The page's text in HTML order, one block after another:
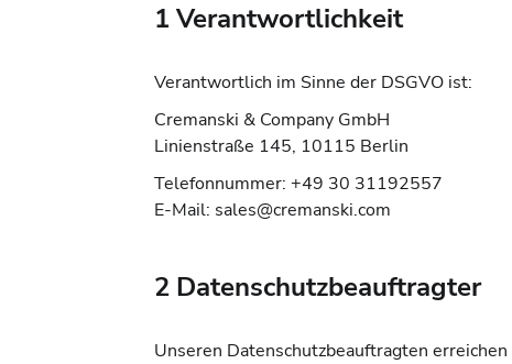
1 Verantwortlichkeit
Verantwortlich im Sinne der DSGVO ist:
Cremanski & Company GmbH
Linienstraße 145, 10115 Berlin
Telefonnummer: +49 30 31192557
E-Mail: sales@cremanski.com
2 Datenschutzbeauftragter
Unseren Datenschutzbeauftragten